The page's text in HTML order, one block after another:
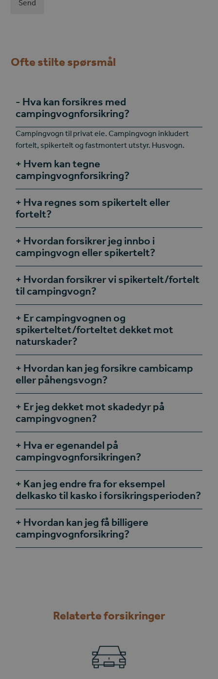
Send
Ofte stilte spørsmål
Hva kan forsikres med
campingvognforsikring?
Campingvogn til privat eie. Campingvogn inkludert
fortelt, spikertelt og fastmontert utstyr. Husvogn.
Hvem kan tegne
campingvognforsikring?
Hva regnes som spikertelt eller
fortelt?
Hvordan forsikrer jeg innbo i
campingvogn eller spikertelt?
Hvordan forsikrer vi spikertelt/fortelt
til campingvogn?
Er campingvognen og
spikerteltet/forteltet dekket mot
naturskader?
Hvordan kan jeg forsikre cambicamp
eller påhengsvogn?
Er jeg dekket mot skadedyr på
campingvognen?
Hva er egenandel på
campingvognforsikringen?
Kan jeg endre fra for eksempel
delkasko til kasko i forsikringsperioden?
Hvordan kan jeg få billigere
campingvognforsikring?
Relaterte forsikringer